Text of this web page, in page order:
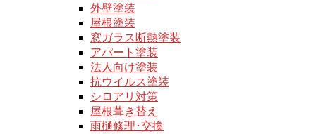
外壁塗装
屋根塗装
窓ガラス断熱塗装
アパート塗装
法人向け塗装
抗ウイルス塗装
シロアリ対策
屋根葺き替え
雨樋修理･交換